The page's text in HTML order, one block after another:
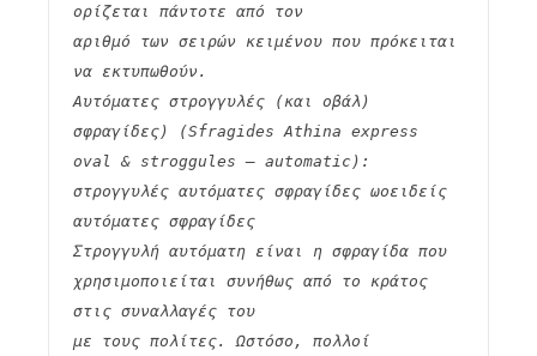
ορίζεται πάντοτε από τον
αριθμό των σειρών κειμένου που πρόκειται
να εκτυπωθούν.
Αυτόματες στρογγυλές (και οβάλ)
σφραγίδες) (Sfragides Athina express
oval & stroggules – automatic):
στρογγυλές αυτόματες σφραγίδες ωοειδείς
αυτόματες σφραγίδες
Στρογγυλή αυτόματη είναι η σφραγίδα που
χρησιμοποιείται συνήθως από το κράτος
στις συναλλαγές του
με τους πολίτες. Ωστόσο, πολλοί